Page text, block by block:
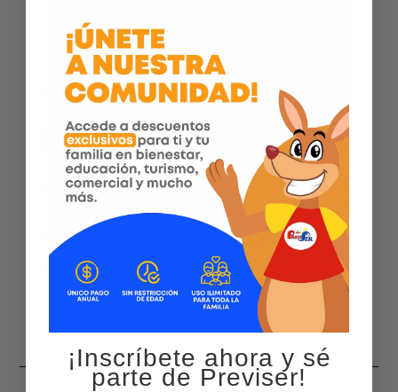
Telefono: 3133763295
Dirección: cl 19 norte 13 19 centro
medico altamira
Ciudad:Armenia
Tu eliges cómo agendar tu
servicio
¡Inscríbete ahora y sé
parte de Previser!